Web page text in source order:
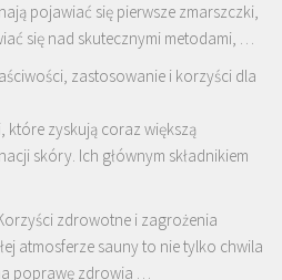
pojawiać się pierwsze zmarszczki,
się nad skutecznymi metodami, …
zastosowanie i korzyści dla
które zyskują coraz większą
skóry. Ich głównym składnikiem
zdrowotne i zagrożenia
atmosferze sauny to nie tylko chwila
poprawę zdrowia …